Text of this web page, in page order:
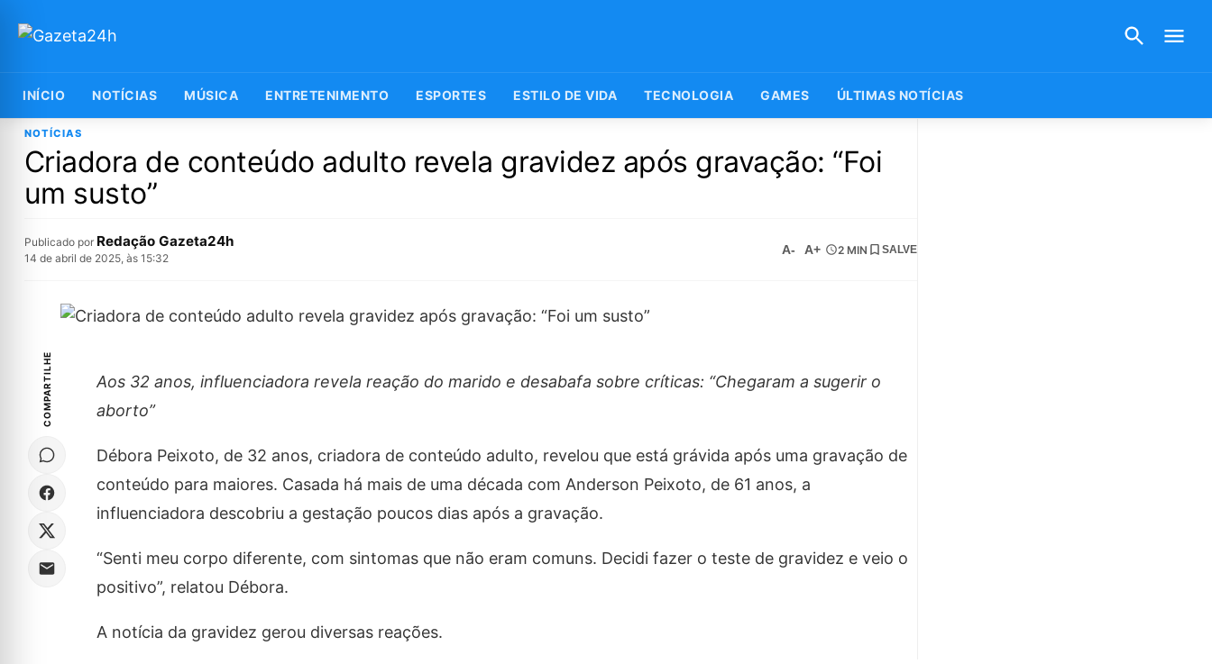
INÍCIO NOTÍCIAS MÚSICA ENTRETENIMENTO ESPORTES ESTILO DE VIDA TECNOLOGIA GAMES ÚLTIMAS NOTÍCIAS
NOTÍCIAS
Criadora de conteúdo adulto revela gravidez após gravação: “Foi
um susto”
Publicado por Redação Gazeta24h
14 de abril de 2025, às 15:32
A- A+ 2 MIN SALVE
COMPARTILHE
Aos 32 anos, influenciadora revela reação do marido e desabafa sobre críticas: “Chegaram a sugerir o
aborto”
Débora Peixoto, de 32 anos, criadora de conteúdo adulto, revelou que está grávida após uma gravação de
conteúdo para maiores. Casada há mais de uma década com Anderson Peixoto, de 61 anos, a
influenciadora descobriu a gestação poucos dias após a gravação.
“Senti meu corpo diferente, com sintomas que não eram comuns. Decidi fazer o teste de gravidez e veio o
positivo”, relatou Débora.
A notícia da gravidez gerou diversas reações.